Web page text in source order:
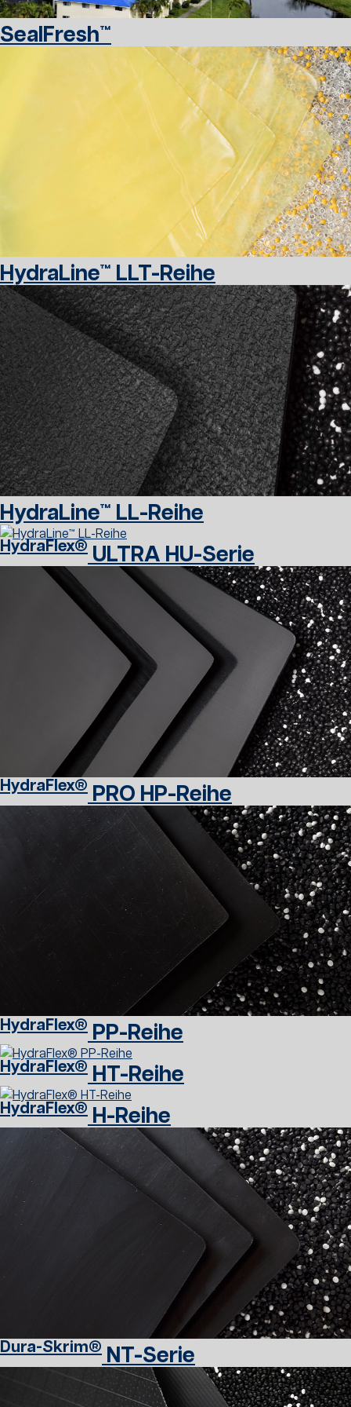
SealFresh™
HydraLine™ LLT-Reihe
HydraLine™ LL-Reihe
HydraFlex® ULTRA HU-Serie
HydraFlex® PRO HP-Reihe
HydraFlex® PP-Reihe
HydraFlex® HT-Reihe
HydraFlex® H-Reihe
Dura-Skrim® NT-Serie